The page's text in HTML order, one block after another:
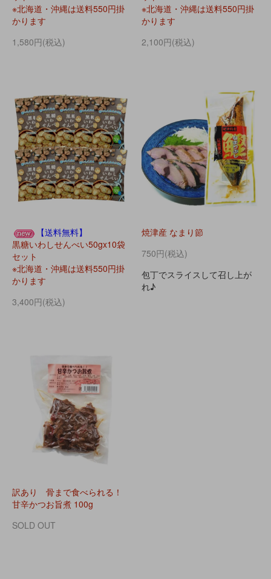
※北海道・沖縄は送料550円掛
かります
1,580円(税込)
※北海道・沖縄は送料550円掛
かります
2,100円(税込)
【送料無料】
黒糖いわしせんべい50gx10袋
セット
※北海道・沖縄は送料550円掛
かります
3,400円(税込)
焼津産 なまり節
750円(税込)
包丁でスライスして召し上が
れ♪
訳あり 骨まで食べられる！
甘辛かつお旨煮 100g
SOLD OUT